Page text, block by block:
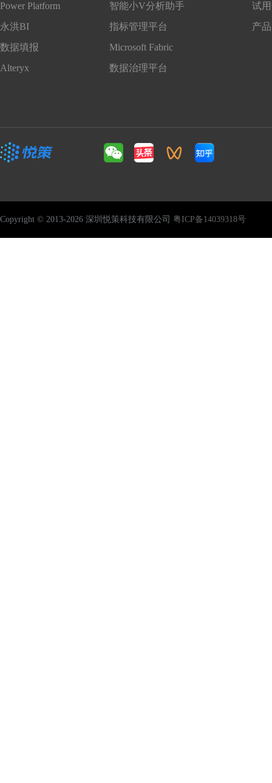
Power Platform
智能小V分析助手
永洪BI
指标管理平台
数据填报
Microsoft Fabric
Alteryx
数据治理平台
试
产
Copyright © 2013-2026 深圳悦策科技有限公司 粤ICP备14039318号